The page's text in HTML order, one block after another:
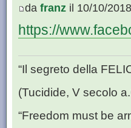
da franz il 10/10/
https://
“Il segreto della
(Tucidide, V secolo
“Freedom must be